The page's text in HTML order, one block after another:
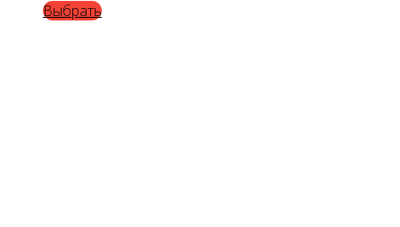
Выбрать